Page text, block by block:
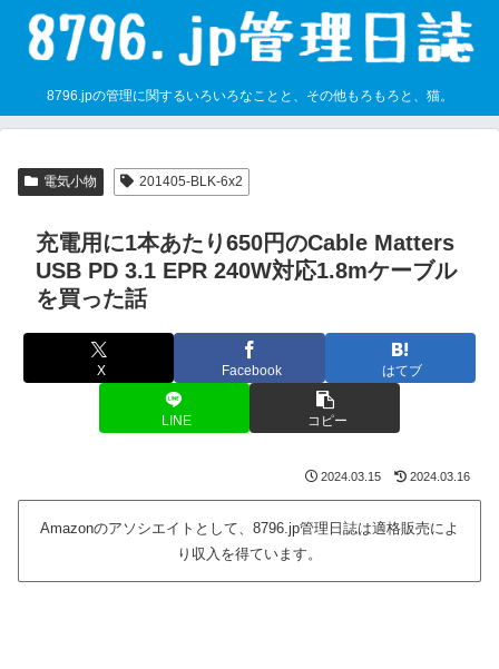
8796.jpの管理に関するいろいろなことと、その他もろもろと、猫。
電気小物 201405-BLK-6x2
充電用に1本あたり650円のCable Matters
USB PD 3.1 EPR 240W対応1.8mケーブル
を買った話
X Facebook はてブ
LINE コピー
2024.03.15 2024.03.16
Amazonのアソシエイトとして、8796.jp管理日誌は適格販売によ
り収入を得ています。